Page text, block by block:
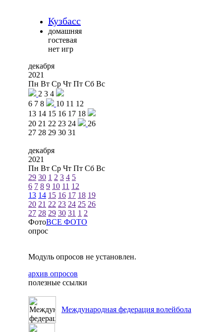
Кузбасс
домашняя
гостевая
нет игр
декабря
2021
Пн Вт Ср Чт Пт Сб Вс
2 3 4
6 7 8 10 11 12
13 14 15 16 17 18
20 21 22 23 24
26
27 28 29 30 31
декабря
2021
Пн Вт Ср Чт Пт Сб Вс
29 30 1 2 3 4 5
6 7 8 9 10 11 12
13 14 15 16 17 18 19
20 21 22 23 24 25 26
27 28 29 30 31 1 2
ФотоВСЕ ФОТО
опрос
Модуль опросов не установлен.
архив опросов
полезные ссылки
Международная федерация волейбола